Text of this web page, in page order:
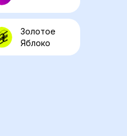
Золотое
Яблоко